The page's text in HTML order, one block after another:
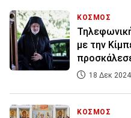
ΚΟΣΜΟΣ
με την
18 Δεκ
ΚΟΣΜΟΣ